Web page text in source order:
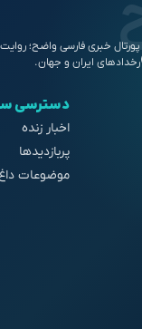
پورتال خبری فارسی واضح؛
رخدادهای ایران و جهان.
دسترسی
اخبار زنده
پربازدیدها
موضوعات